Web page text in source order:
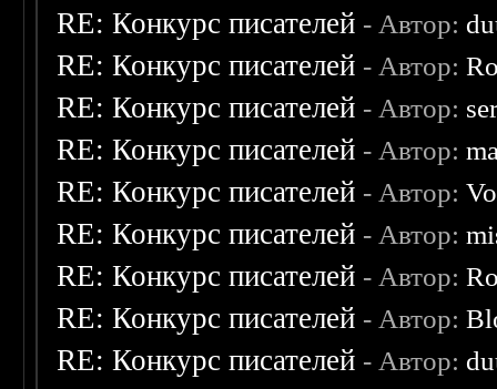
RE: Конкурс писателей - Автор:
RE: Конкурс писателей - Автор:
RE: Конкурс писателей - Автор:
RE: Конкурс писателей - Автор:
RE: Конкурс писателей - Автор:
RE: Конкурс писателей - Автор:
RE: Конкурс писателей - Автор:
RE: Конкурс писателей - Автор:
RE: Конкурс писателей - Автор: